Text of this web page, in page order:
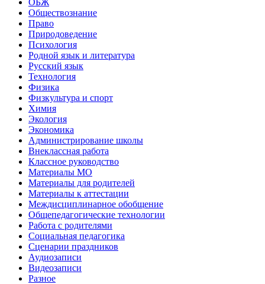
Обществознание
Право
Природоведение
Психология
Родной язык и литература
Русский язык
Технология
Физика
Физкультура и спорт
Химия
Экология
Экономика
Администрирование школы
Внеклассная работа
Классное руководство
Материалы МО
Материалы для родителей
Материалы к аттестации
Междисциплинарное обобщение
Общепедагогические технологии
Работа с родителями
Социальная педагогика
Сценарии праздников
Аудиозаписи
Видеозаписи
Разное